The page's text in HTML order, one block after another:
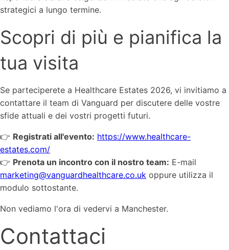
strategici a lungo termine.
Scopri di più e pianifica la
tua visita
Se parteciperete a Healthcare Estates 2026, vi invitiamo a
contattare il team di Vanguard per discutere delle vostre
sfide attuali e dei vostri progetti futuri.
👉 Registrati all'evento: https://www.healthcare-
estates.com/
👉 Prenota un incontro con il nostro team: E-mail
marketing@vanguardhealthcare.co.uk oppure utilizza il
modulo sottostante.
Non vediamo l'ora di vedervi a Manchester.
Contattaci